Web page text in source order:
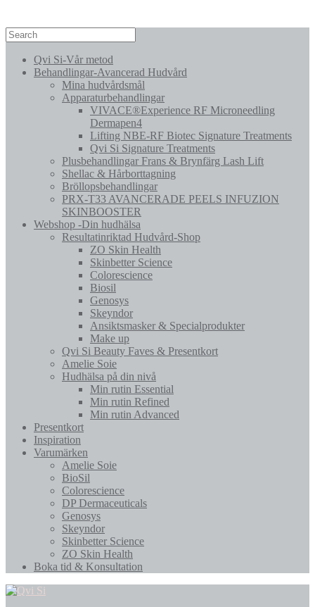
Qvi Si-Vår metod
Behandlingar-Avancerad Hudvård
Mina hudvårdsmål
Apparaturbehandlingar
VIVACE®Experience RF Microneedling
Dermapen4
Lifting NBE-RF Biotec Signature Treatments
Qvi Si Signature Treatments
Plusbehandlingar Frans & Brynfärg Lash Lift
Shellac & Hårborttagning
Bröllopsbehandlingar
PRX-T33 AVANCERADE PEELS INFUZION
SKINBOOSTER
Webshop -Din hudhälsa
Resultatinriktad Hudvård-Shop
ZO Skin Health
Skinbetter Science
Colorescience
Biosil
Genosys
Skeyndor
Ansiktsmasker & Specialprodukter
Make up
Qvi Si Beauty Faves & Presentkort
Amelie Soie
Hudhälsa på din nivå
Min rutin Essential
Min rutin Refined
Min rutin Advanced
Presentkort
Inspiration
Varumärken
Amelie Soie
BioSil
Colorescience
DP Dermaceuticals
Genosys
Skeyndor
Skinbetter Science
ZO Skin Health
Boka tid & Konsultation